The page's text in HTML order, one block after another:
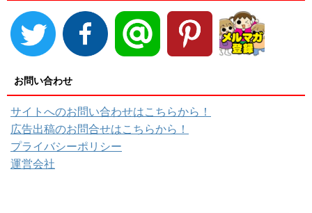
お問い合わせ
サイトへのお問い合わせはこちらから！
広告出稿のお問合せはこちらから！
プライバシーポリシー
運営会社